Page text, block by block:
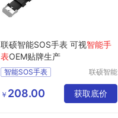
联硕智能SOS手表 可视智能手
表OEM贴牌生产
智能SOS手表
SOS手环
联硕智能
有限公司
￥ 208.00 获取底价